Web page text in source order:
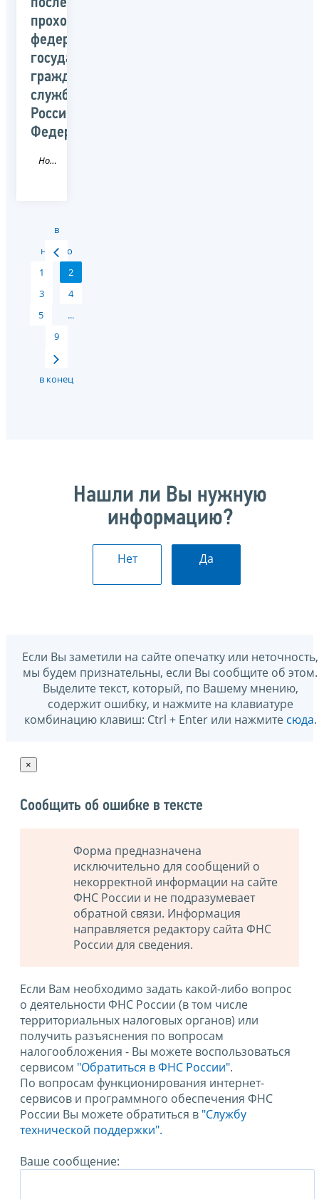
последующего
прохождения
федеральной
государственной
гражданской
службы
Российской
Федерации
Новость
в
начало
1
2
3
4
5
...
9
в конец
Нашли ли Вы нужную
информацию?
Нет Да
Если Вы заметили на сайте опечатку или неточность,
мы будем признательны, если Вы сообщите об этом.
Выделите текст, который, по Вашему мнению,
содержит ошибку, и нажмите на клавиатуре
комбинацию клавиш: Ctrl + Enter или нажмите сюда.
×
Сообщить об ошибке в тексте
Форма предназначена
исключительно для сообщений о
некорректной информации на сайте
ФНС России и не подразумевает
обратной связи. Информация
направляется редактору сайта ФНС
России для сведения.
Если Вам необходимо задать какой-либо вопрос
о деятельности ФНС России (в том числе
территориальных налоговых органов) или
получить разъяснения по вопросам
налогообложения - Вы можете воспользоваться
сервисом "Обратиться в ФНС России".
По вопросам функционирования интернет-
сервисов и программного обеспечения ФНС
России Вы можете обратиться в "Службу
технической поддержки".
Ваше сообщение: